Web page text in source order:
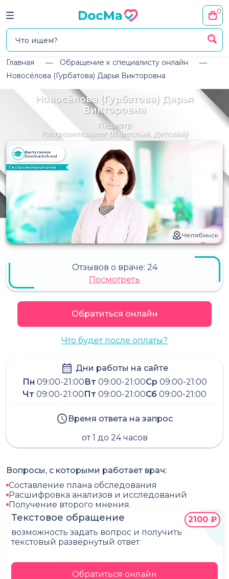
0
Главная
Обращение к специалисту онлайн
Новосёлова (Гурбатова) Дарья Викторовна
Новосёлова (Гурбатова) Дарья
Викторовна
Педиатр
Гастроэнтеролог(Взрослый, Детский)
Челябинск
Выпускник
DocmaSchool
Гастроэнтерология
Отзывов о враче: 24
Посмотреть
Обратиться онлайн
Что будет после оплаты?
Дни работы на сайте
Пн 09:00-21:00Вт 09:00-21:00Ср 09:00-21:00
Чт 09:00-21:00Пт 09:00-21:00Сб 09:00-21:00
Время ответа на запрос
от 1 до 24 часов
Текстовое обращение
возможность задать вопрос и получить
текстовый развёрнутый ответ
2100 ₽
Обратиться онлайн
Вопросы, с которыми работает врач:
Составление плана обследования
Расшифровка анализов и исследований
Получение второго мнения.